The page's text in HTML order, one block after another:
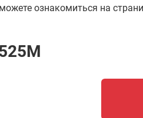
ознакомиться на